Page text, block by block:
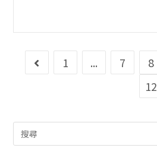
Go to the previous page
1 ... 7 8
12
Search
for: